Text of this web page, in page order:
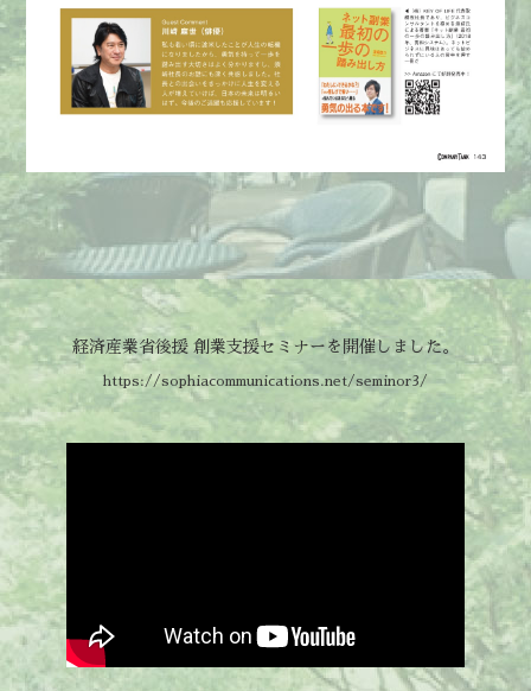
経済産業省後援 創業支援セミナーを開催しました。
https://sophiacommunications.net/seminor3/